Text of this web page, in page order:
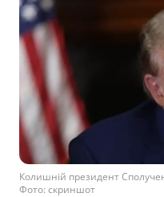
Колишній президент
Фото: скриншот